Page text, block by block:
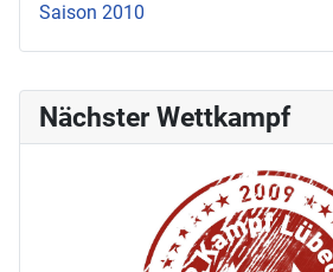
Nächster Wettkampf
Saison 2010